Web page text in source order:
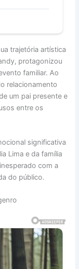
trajetória artística
protagonizou
familiar. Ao
relacionamento
um pai presente e
entre os
significativa
Lima e da família
com a
do público.